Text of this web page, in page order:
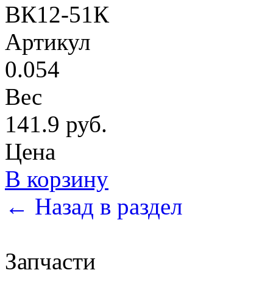
ВК12-51К
Артикул
0.054
Вес
141.9 руб.
Цена
В корзину
← Назад в раздел
Запчасти